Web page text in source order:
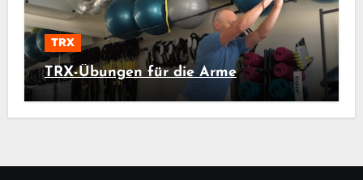
TRX
TRX-Übungen für die Arme